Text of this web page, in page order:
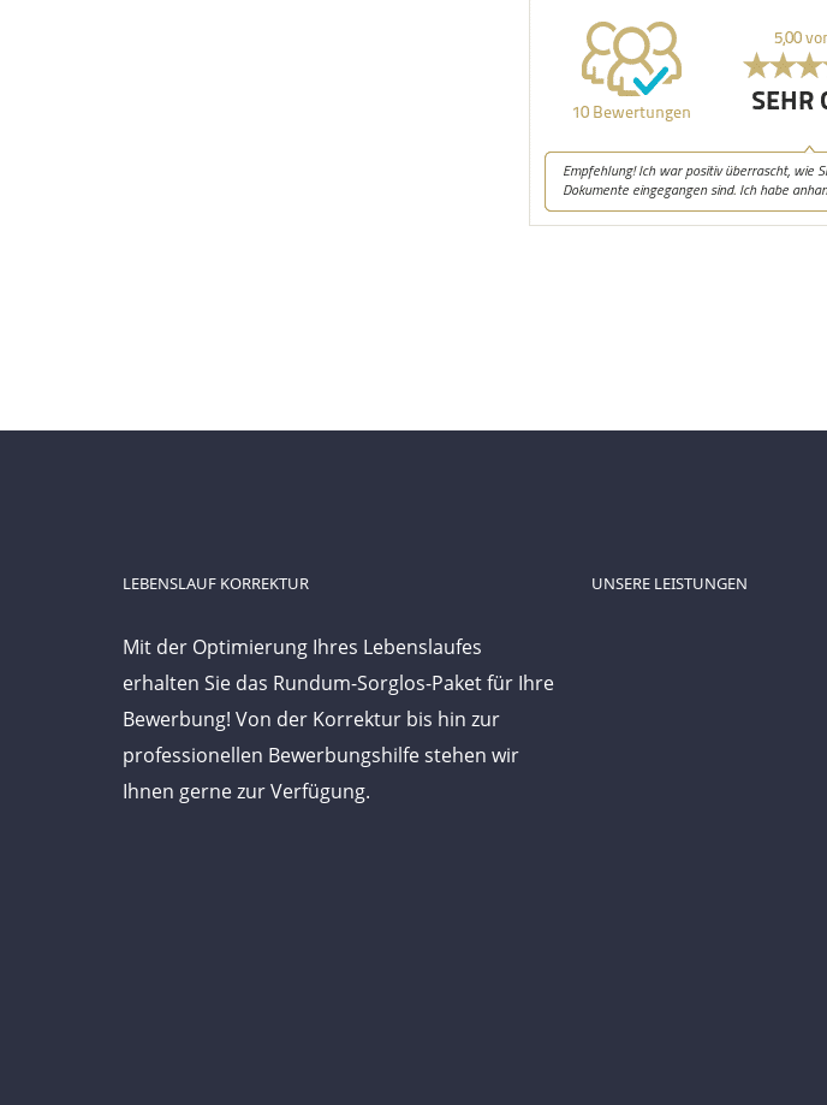
LEBENSLAUF KORREKTUR
Mit der Optimierung Ihres Lebenslaufes
erhalten Sie das Rundum-Sorglos-Paket für Ihre
Bewerbung! Von der Korrektur bis hin zur
professionellen Bewerbungshilfe stehen wir
Ihnen gerne zur Verfügung.
UNSERE LEISTUNGEN